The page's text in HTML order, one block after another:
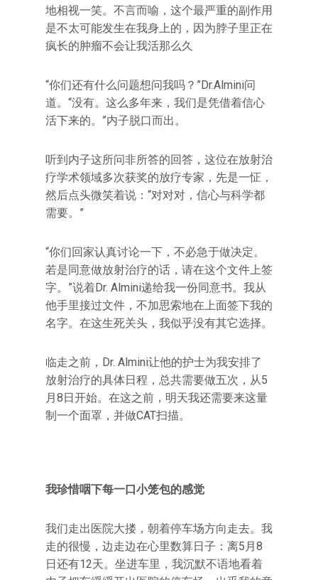
地相视一笑。不言而喻，这个最严重的副作用
是不太可能发生在我身上的，因为脖子里正在
疯长的肿瘤不会让我活那么久
“你们还有什么问题想问我吗？‌‌”Dr.Almini问
道。‌‌“没有。这么多年来，我们是凭借着信心
活下来的。‌‌”内子脱口而出。
听到内子这所问非所答的回答，这位在放射治
疗学术领域多次获奖的放疗专家，先是一怔，
然后点头微笑着说：‌‌“对对对，信心与科学都
需要。‌‌”
“你们回家认真讨论一下，不必急于做决定。
若是同意做放射治疗的话，请在这个文件上签
字。‌‌”说着Dr. Almini递给我一份同意书。我从
他手里接过文件，不加思索地在上面签下我的
名字。在这生死关头，我似乎没有其它选择。
临走之前，Dr. Almini让他的护士为我安排了
放射治疗的具体日程，总共需要做五次，从5
月8日开始。在这之前，明天我还需要来这量
制一个面罩，并做CAT扫描。
我珍惜咽下每一口小笼包的感觉
我们走出医院大搂，朝着停车场方向走去。我
走的很慢，边走边在心里数算日子：离5月8
日还有12天。坐进车里，我沉默不语地看着